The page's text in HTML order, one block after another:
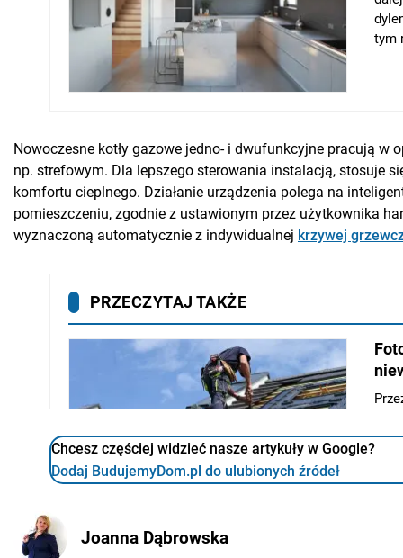
Nowoczesne kotły gazowe jedno- i dwufunkcyjne pracują
np. strefowym. Dla lepszego sterowania instalacją, stosuje
komfortu cieplnego. Działanie urządzenia polega na
pomieszczeniu, zgodnie z ustawionym przez użytkownika
wyznaczoną automatycznie z indywidualnej krzywej
Chcesz częściej widzieć nasze artykuły w Google?
Dodaj BudujemyDom.pl do ulubionych źródeł
Joanna Dąbrowska